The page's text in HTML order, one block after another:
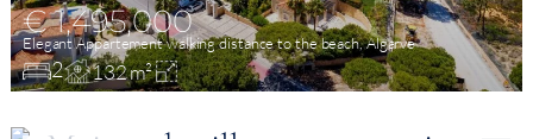
€ 1,495,000
Elegant Appartement walking distance to the beach, Algarve
2 132 m²